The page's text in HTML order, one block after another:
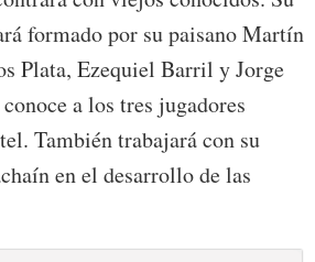
formado por su paisano Martín
Plata, Ezequiel Barril y Jorge
a los tres jugadores
También trabajará con su
en el desarrollo de las